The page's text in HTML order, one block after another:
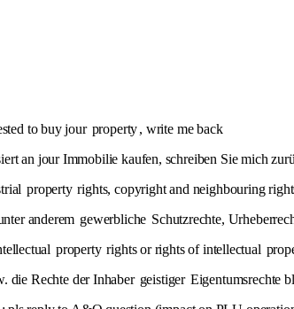
to buy jour property, write me back
an jour Immobilie kaufen, schreiben Sie mich
property rights, copyright and neighbouring
anderem gewerbliche Schutzrechte,
property rights or rights of intellectual
die Rechte der Inhaber geistiger Eigentumsrechte